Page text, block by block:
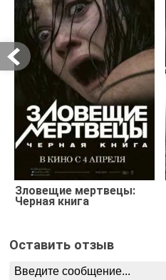
Зловещие мертвецы:
Черная книга
Оставить отзыв